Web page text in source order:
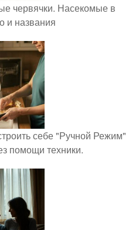
червячки. Насекомые в
и названия
себе "Ручной Режим"
помощи техники.